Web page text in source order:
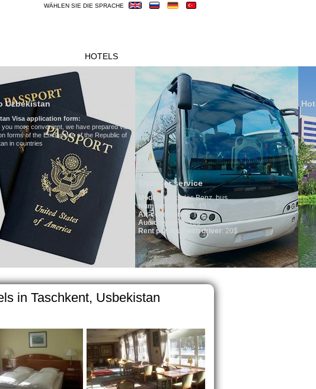
WÄHLEN SIE DIE SPRACHE
HOTELS
visa
of
Transfer service
Model:Mercedes Benz, bus
Number of seats
Air-conditioner:
Audio system
Rent per hour with driver
: 20$
Hotels in Uzbekistan
We have all hotels in Uzbekistan
in Taschkent, Usbekistan